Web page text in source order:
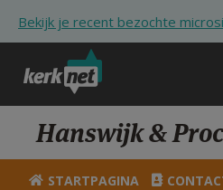
Bekijk je recent bezochte
STARTPAGINA
KERK
Hanswijk &
STARTPAGINA